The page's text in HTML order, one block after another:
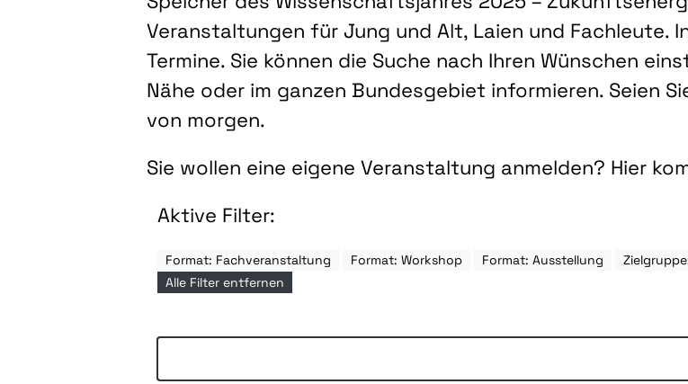
Veranstaltungen für Jung und Alt, Laien und Fachleute.
Termine. Sie können die Suche nach Ihren Wünschen
Nähe oder im ganzen Bundesgebiet informieren. Seien
von morgen.
Sie wollen eine eigene Veranstaltung anmelden? Hier
Aktive Filter:
Format: Fachveranstaltung Format: Workshop Format: Ausstellung
Alle Filter entfernen